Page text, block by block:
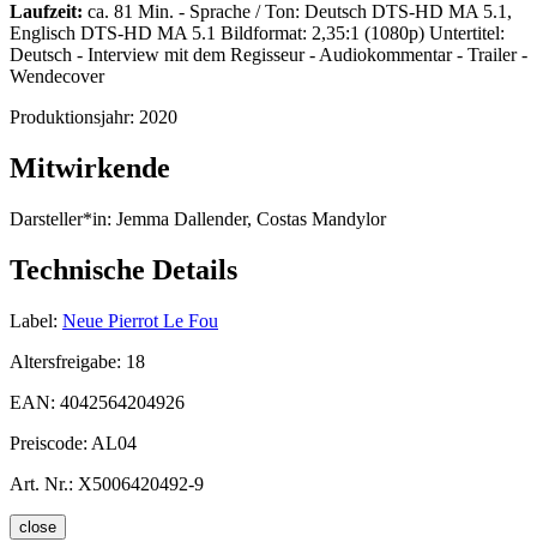
Laufzeit: ca. 81 Min. - Sprache / Ton: Deutsch DTS-HD MA 5.1,
Englisch DTS-HD MA 5.1 Bildformat: 2,35:1 (1080p) Untertitel:
Deutsch - Interview mit dem Regisseur - Audiokommentar - Trailer -
Wendecover
Produktionsjahr: 2020
Mitwirkende
Darsteller*in: Jemma Dallender, Costas Mandylor
Technische Details
Label: Neue Pierrot Le Fou
Altersfreigabe: 18
EAN: 4042564204926
Preiscode: AL04
Art. Nr.: X5006420492-9
close